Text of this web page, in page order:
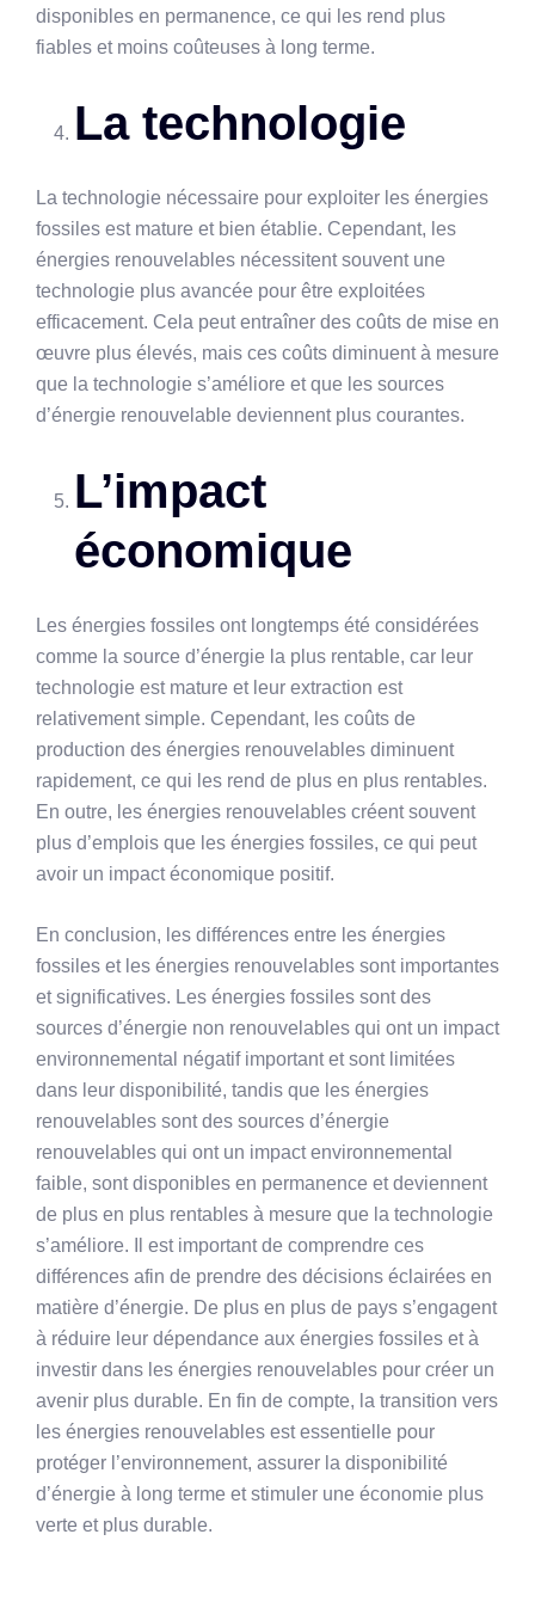
disponibles en permanence, ce qui les rend plus
fiables et moins coûteuses à long terme.
La technologie
La technologie nécessaire pour exploiter les énergies
fossiles est mature et bien établie. Cependant, les
énergies renouvelables nécessitent souvent une
technologie plus avancée pour être exploitées
efficacement. Cela peut entraîner des coûts de mise en
œuvre plus élevés, mais ces coûts diminuent à mesure
que la technologie s’améliore et que les sources
d’énergie renouvelable deviennent plus courantes.
L’impact
économique
Les énergies fossiles ont longtemps été considérées
comme la source d’énergie la plus rentable, car leur
technologie est mature et leur extraction est
relativement simple. Cependant, les coûts de
production des énergies renouvelables diminuent
rapidement, ce qui les rend de plus en plus rentables.
En outre, les énergies renouvelables créent souvent
plus d’emplois que les énergies fossiles, ce qui peut
avoir un impact économique positif.
En conclusion, les différences entre les énergies
fossiles et les énergies renouvelables sont importantes
et significatives. Les énergies fossiles sont des
sources d’énergie non renouvelables qui ont un impact
environnemental négatif important et sont limitées
dans leur disponibilité, tandis que les énergies
renouvelables sont des sources d’énergie
renouvelables qui ont un impact environnemental
faible, sont disponibles en permanence et deviennent
de plus en plus rentables à mesure que la technologie
s’améliore. Il est important de comprendre ces
différences afin de prendre des décisions éclairées en
matière d’énergie. De plus en plus de pays s’engagent
à réduire leur dépendance aux énergies fossiles et à
investir dans les énergies renouvelables pour créer un
avenir plus durable. En fin de compte, la transition vers
les énergies renouvelables est essentielle pour
protéger l’environnement, assurer la disponibilité
d’énergie à long terme et stimuler une économie plus
verte et plus durable.